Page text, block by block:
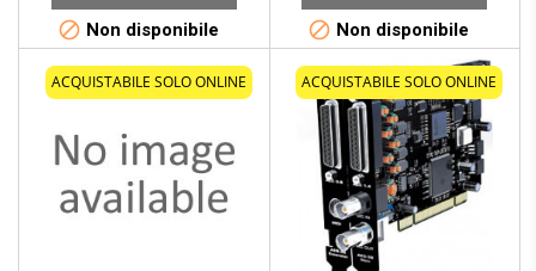
 Non disponibile  Non disponibile
ACQUISTABILE SOLO ONLINE ACQUISTABILE SOLO ONLINE